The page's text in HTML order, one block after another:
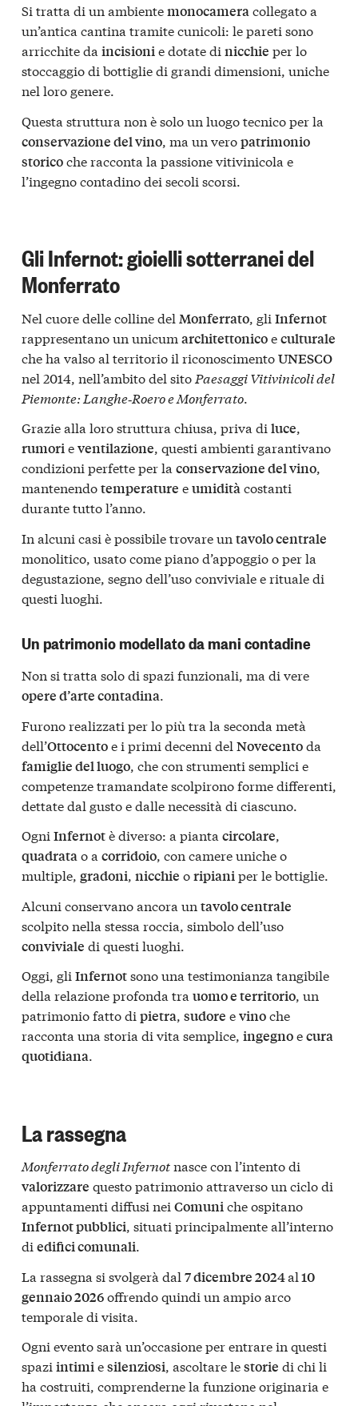
Si tratta di un ambientemonocameracollegato a
un’antica cantina tramite cunicoli: le pareti sono
arricchite da incisionie dotate di nicchie per lo
stoccaggio di bottiglie di grandi dimensioni, uniche
nel loro genere.
Questa struttura non è solo un luogo tecnico per la
conservazione del vino, ma un veropatrimonio
storicoche racconta la passione vitivinicola e
l’ingegno contadino dei secoli scorsi.
Gli Infernot: gioielli sotterranei del
Monferrato
Nel cuore delle colline del Monferrato , gli Infernot
rappresentano un unicum architettonicoeculturale
che ha valso al territorio il riconoscimentoUNESCO
nel 2014, nell’ambito del sito Paesaggi Vitivinicoli del
Piemonte: Langhe‑Roero e Monferrato
Grazie alla loro struttura chiusa, priva di luce,
rumorieventilazione, questi ambienti garantivano
condizioni perfette per la conservazione del vino,
mantenendotemperature eumiditàcostanti
durante tutto l’anno.
In alcuni casi è possibile trovare un tavolo centrale
monolitico, usato come piano d’appoggio o per la
degustazione, segno dell’uso conviviale e rituale di
questi luoghi.
Un patrimonio modellato da mani contadine
Non si tratta solo di spazi funzionali, ma di vere
opere d’arte contadina.
Furono realizzati per lo più tra la seconda metà
dell’Ottocentoe i primi decenni del Novecentoda
famiglie del luogo , che con strumenti semplici e
competenze tramandate scolpirono forme differenti,
dettate dal gusto e dalle necessità di ciascuno.
Ogni Infernotè diverso: a pianta circolare,
quadratao a corridoio, con camere uniche o
multiple, gradoni, nicchie oripianiper le bottiglie.
Alcuni conservano ancora un tavolo centrale
scolpito nella stessa roccia, simbolo dell’uso
conviviale di questi luoghi.
Oggi, gli Infernotsono una testimonianza tangibile
della relazione profonda tra uomo e territorio, un
patrimonio fatto di pietra, sudore evinoche
racconta una storia di vita semplice, ingegnoecura
quotidiana.
La rassegna
Monferrato degli Infernotnasce con l’intento di
valorizzare questo patrimonio attraverso un ciclo di
appuntamenti diffusi nei Comuniche ospitano
Infernot pubblici, situati principalmente all’interno
di edifici comunali.
La rassegna si svolgerà dal 7 dicembre 2024al10
gennaio 2026offrendo quindi un ampio arco
temporale di visita.
Ogni evento sarà un’occasione per entrare in questi
spazi intimiesilenziosi, ascoltare lestorie di chi li
ha costruiti, comprenderne la funzione originaria e